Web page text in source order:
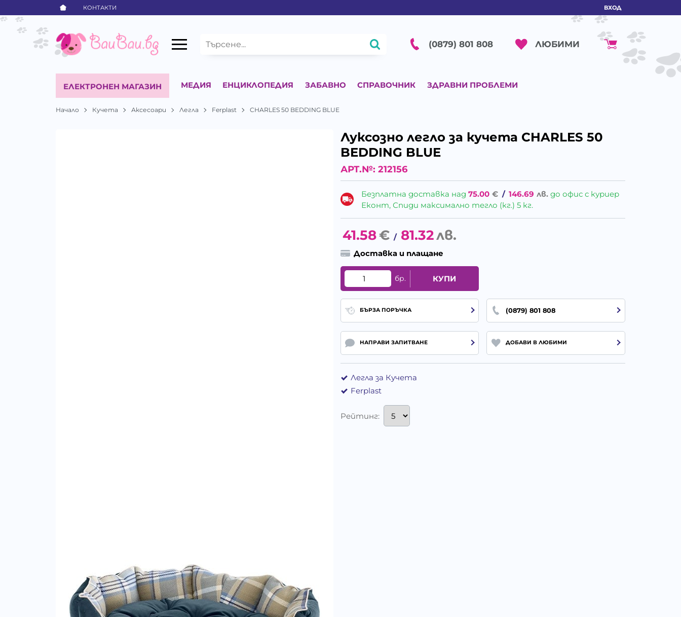
КОНТАКТИ ВХОД
(0879) 801 808 ЛЮБИМИ
ЕЛЕКТРОНЕН МАГАЗИН МЕДИЯ ЕНЦИКЛОПЕДИЯ ЗАБАВНО СПРАВОЧНИК ЗДРАВНИ ПРОБЛЕМИ
Начало Кучета Аксесоари Легла Ferplast CHARLES 50 BEDDING BLUE
Луксозно легло за кучета CHARLES 50
BEDDING BLUE
АРТ.№: 212156
Безплатна доставка над75.00 € / 146.69 лв. до офис с куриер
Еконт, Спиди максимално тегло (кг.) 5 кг.
41.58€ / 81.32лв.
Доставка и плащане
бр. КУПИ
БЪРЗА ПОРЪЧКА (0879) 801 808
НАПРАВИ ЗАПИТВАНЕ ДОБАВИ В ЛЮБИМИ
Легла за Кучета
Ferplast
Рейтинг: